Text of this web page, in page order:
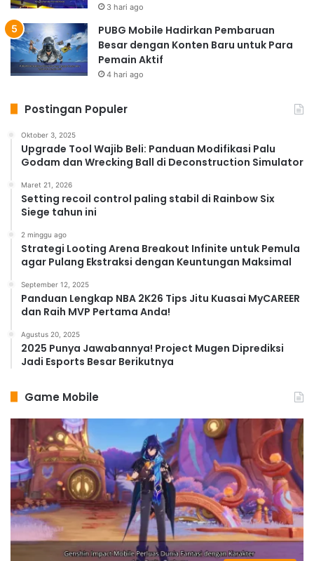
3 hari ago
PUBG Mobile Hadirkan Pembaruan
Besar dengan Konten Baru untuk Para
Pemain Aktif
4 hari ago
Postingan Populer
Oktober 3, 2025
Upgrade Tool Wajib Beli: Panduan Modifikasi Palu
Godam dan Wrecking Ball di Deconstruction Simulator
Maret 21, 2026
Setting recoil control paling stabil di Rainbow Six
Siege tahun ini
2 minggu ago
Strategi Looting Arena Breakout Infinite untuk Pemula
agar Pulang Ekstraksi dengan Keuntungan Maksimal
September 12, 2025
Panduan Lengkap NBA 2K26 Tips Jitu Kuasai MyCAREER
dan Raih MVP Pertama Anda!
Agustus 20, 2025
2025 Punya Jawabannya! Project Mugen Diprediksi
Jadi Esports Besar Berikutnya
Game Mobile